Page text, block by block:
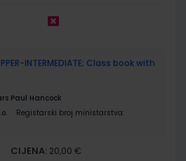
INTERMEDIATE; Class book with
Paul Hancock
Registarski broj ministarstva:
CIJENA: 20,00 €